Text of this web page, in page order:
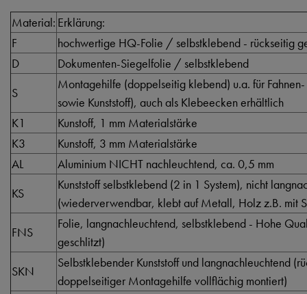
Material: Erklärung:
F
hochwertige HQ-Folie / selbstklebend - rückseitig
D
Dokumenten-Siegelfolie / selbstklebend
S
Montagehilfe (doppelseitig klebend) u.a. für
sowie Kunststoff), auch als Klebeecken erhältlich
K1
Kunstoff, 1 mm Materialstärke
K3
Kunstoff, 3 mm Materialstärke
AL
Aluminium NICHT nachleuchtend, ca. 0,5 mm
KS
Kunststoff selbstklebend (2 in 1 System), nicht
(wiederverwendbar, klebt auf Metall, Holz z.B. mit
FNS
Folie, langnachleuchtend, selbstklebend - Hohe
geschlitzt)
SKN
Selbstklebender Kunststoff und langnachleuchtend
doppelseitiger Montagehilfe vollflächig montiert)